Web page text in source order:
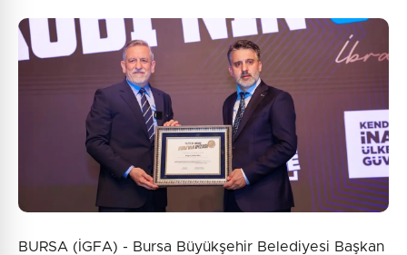
9 + 9 = ?
Gönder
BURSA (İGFA) - Bursa Büyükşehir Belediyesi Başkan